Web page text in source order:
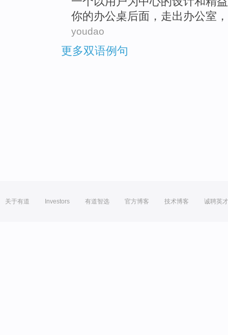
你的办公桌后面 ， 走出 办公室
youdao
更多双语例句
关于有道 Investors 有道智选 官方博客 技术博客 诚聘英才